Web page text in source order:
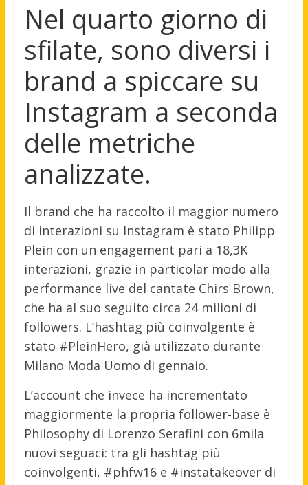
Nel quarto giorno di
sfilate, sono diversi i
brand a spiccare su
Instagram a seconda
delle metriche
analizzate.
Il brand che ha raccolto il maggior numero
di interazioni su Instagram è stato Philipp
Plein con un engagement pari a 18,3K
interazioni, grazie in particolar modo alla
performance live del cantate Chirs Brown,
che ha al suo seguito circa 24 milioni di
followers. L’hashtag più coinvolgente è
stato #PleinHero, già utilizzato durante
Milano Moda Uomo di gennaio.
L’account che invece ha incrementato
maggiormente la propria follower-base è
Philosophy di Lorenzo Serafini con 6mila
nuovi seguaci: tra gli hashtag più
coinvolgenti, #phfw16 e #instatakeover di